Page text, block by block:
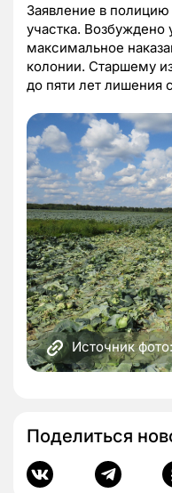
Заявление в
участка. Возбуждено
максимальное
колонии. Старшему
до пяти лет лишения
Источник
Поделиться